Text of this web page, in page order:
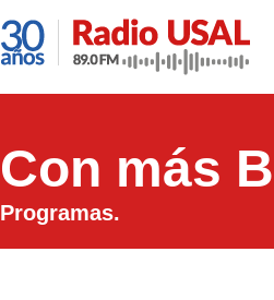
Con más
Programas.